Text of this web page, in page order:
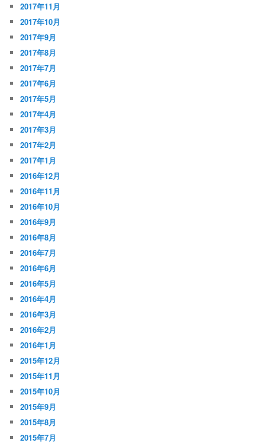
2017年11月
2017年10月
2017年9月
2017年8月
2017年7月
2017年6月
2017年5月
2017年4月
2017年3月
2017年2月
2017年1月
2016年12月
2016年11月
2016年10月
2016年9月
2016年8月
2016年7月
2016年6月
2016年5月
2016年4月
2016年3月
2016年2月
2016年1月
2015年12月
2015年11月
2015年10月
2015年9月
2015年8月
2015年7月